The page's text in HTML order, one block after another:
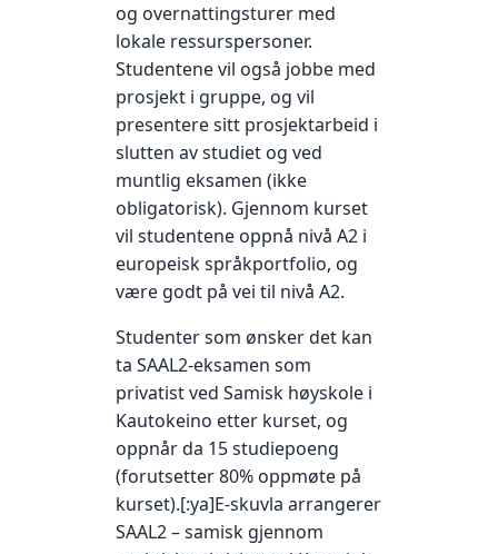
og overnattingsturer med
lokale ressurspersoner.
Studentene vil også jobbe med
prosjekt i gruppe, og vil
presentere sitt prosjektarbeid i
slutten av studiet og ved
muntlig eksamen (ikke
obligatorisk). Gjennom kurset
vil studentene oppnå nivå A2 i
europeisk språkportfolio, og
være godt på vei til nivå A2.
Studenter som ønsker det kan
ta SAAL2-eksamen som
privatist ved Samisk høyskole i
Kautokeino etter kurset, og
oppnår da 15 studiepoeng
(forutsetter 80% oppmøte på
kurset).[:ya]E-skuvla arrangerer
SAAL2 – samisk gjennom